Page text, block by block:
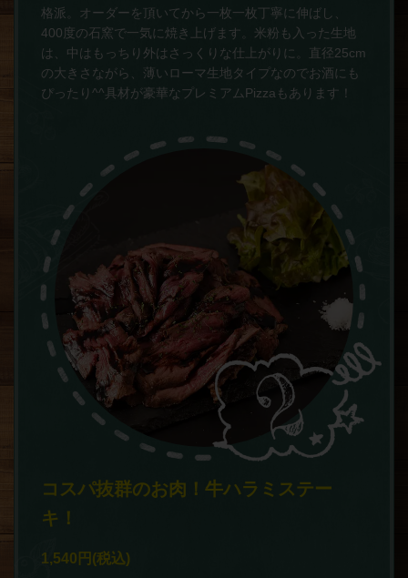
格派。オーダーを頂いてから一枚一枚丁寧に伸ばし、
400度の石窯で一気に焼き上げます。米粉も入った生地
は、中はもっちり外はさっくりな仕上がりに。直径25cm
の大きさながら、薄いローマ生地タイプなのでお酒にも
ぴったり^^具材が豪華なプレミアムPizzaもあります！
コスパ抜群のお肉！牛ハラミステー
キ！
1,540円 (税込)